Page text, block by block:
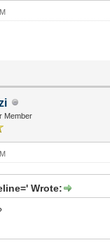
Member
Wrote: